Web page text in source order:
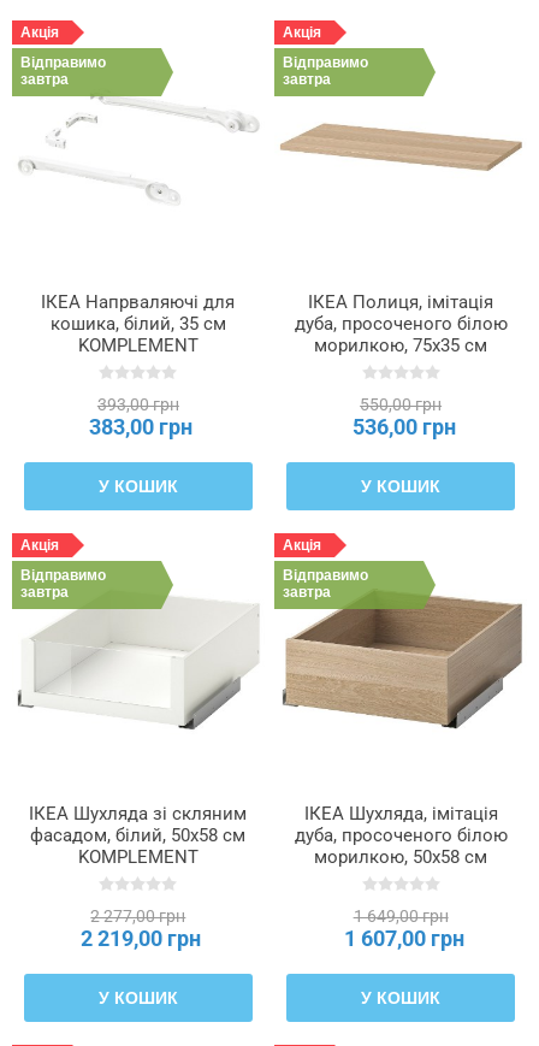
Акція
Відправимо
завтра
ІКЕА Напрваляючі для
кошика, білий, 35 см
KOMPLEMENT
КОМПЛІМЕНТ, 602.632.44
393,00 грн
383,00 грн
У КОШИК
Акція
Відправимо
завтра
ІКЕА Полиця, імітація
дуба, просоченого білою
морилкою, 75x35 см
KOMPLEMENT
550,00 грн
536,00 грн
У КОШИК
Акція
Відправимо
завтра
ІКЕА Шухляда зі скляним
фасадом, білий, 50x58 см
KOMPLEMENT
КОМПЛІМЕНТ, 702.466.83
2 277,00 грн
2 219,00 грн
У КОШИК
Акція
Відправимо
завтра
ІКЕА Шухляда, імітація
дуба, просоченого білою
морилкою, 50x58 см
KOMPLEMENT
1 649,00 грн
1 607,00 грн
У КОШИК